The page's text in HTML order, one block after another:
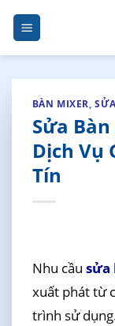
Skip
content
BÀN MIXER,
Sửa
Dịch Vụ
Tín
Nhu cầu sửa
xuất phát từ
trình sử